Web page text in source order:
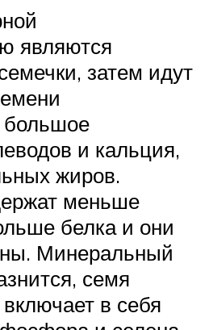
являются
затем идут
большое
и кальция,
жиров.
меньше
белка и они
Минеральный
семя
в себя